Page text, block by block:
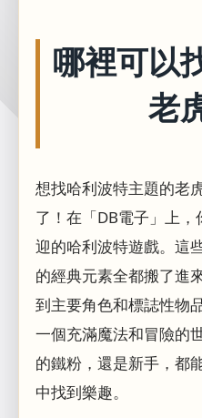
哪裡可以
老
想找哈利波特主題的老
了！在「DB電子」上
迎的哈利波特遊戲。這
的經典元素全都搬了進
到主要角色和標誌性物
一個充滿魔法和冒險的
的鐵粉，還是新手，都
中找到樂趣。